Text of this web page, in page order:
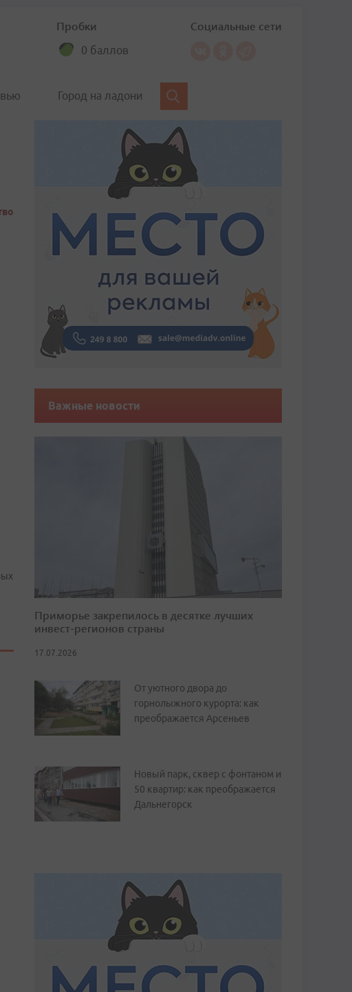
Пробки
0 баллов
Социальные сети
Город на ладони
Важные новости
Приморье закрепилось в десятке лучших
инвест-регионов страны
17.07.2026
От уютного двора до
горнолыжного курорта: как
преображается Арсеньев
Новый парк, сквер с фонтаном и
50 квартир: как преображается
Дальнегорск